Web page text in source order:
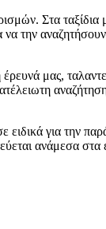
Στα ταξίδια
την αναζητήσουν,
μας,
ατέλειωτη
για την
ανάμεσα στα